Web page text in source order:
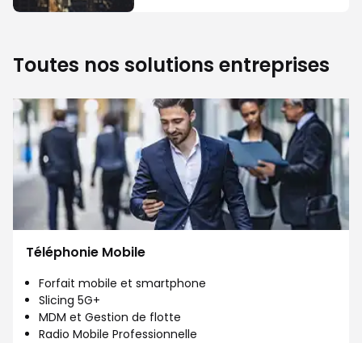
Toutes nos solutions entreprises
Téléphonie Mobile
Forfait mobile et smartphone
Slicing 5G+
MDM et Gestion de flotte
Radio Mobile Professionnelle